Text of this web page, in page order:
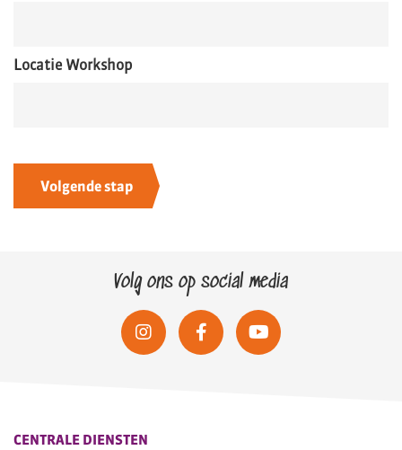
Locatie Workshop
Volg ons op social media
CENTRALE DIENSTEN